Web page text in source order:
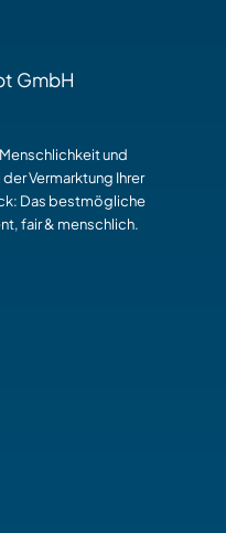
GmbH
und
Vermarktung Ihrer
Das bestmögliche
fair & menschlich.